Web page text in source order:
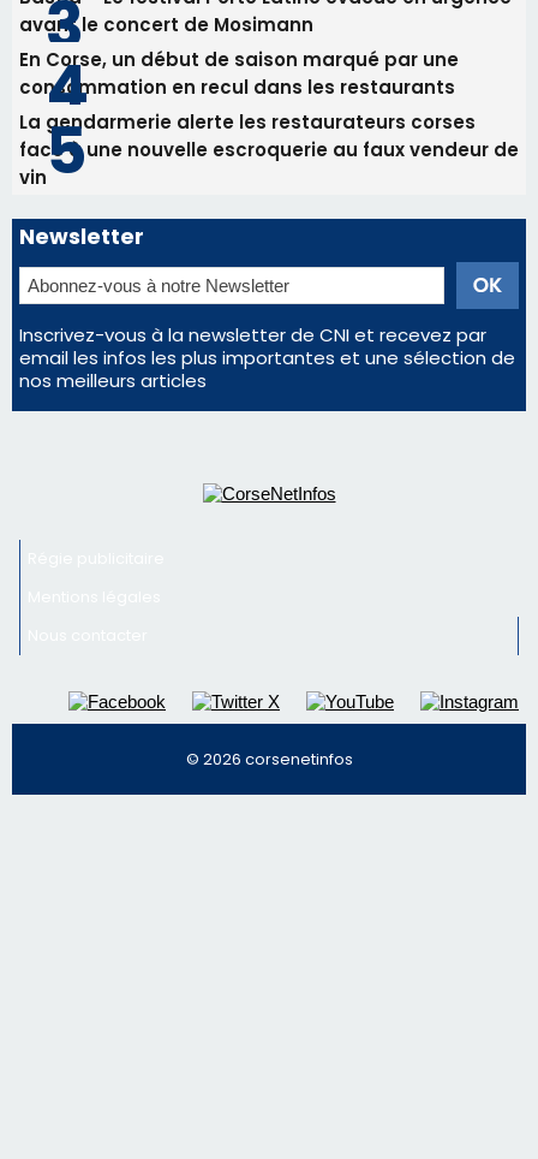
Inscrivez-vous à la newsletter de CNI et recevez par
email les infos les plus importantes et une sélection de
nos meilleurs articles
Régie publicitaire
Nous contacter
© 2026 corsenetinfos